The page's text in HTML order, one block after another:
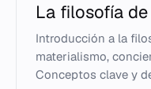
La filosofía
Introducción a la
materialismo,
Conceptos clave y